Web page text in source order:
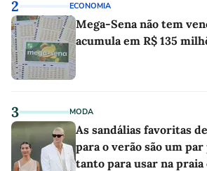
2 ECONOMIA
Mega-Sena não tem
acumula em R$ 135
3 MODA
As sandálias favoritas
para o verão são um
tanto para usar na praia